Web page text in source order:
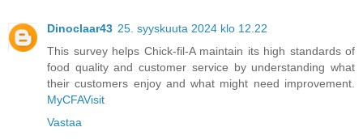
Dinoclaar43 25. syyskuuta 2024 klo 12.22
This survey helps Chick-fil-A maintain its high standards of
food quality and customer service by understanding what
their customers enjoy and what might need improvement.
MyCFAVisit
Vastaa